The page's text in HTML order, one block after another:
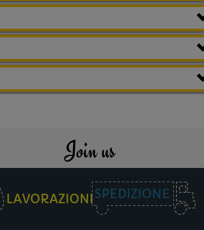
Join us
LAVORAZIONISPEDIZIONE